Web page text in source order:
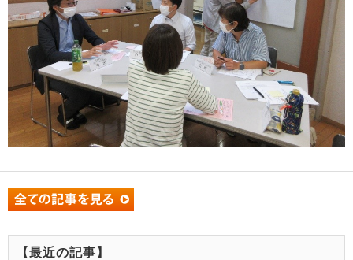
【最近の記事】